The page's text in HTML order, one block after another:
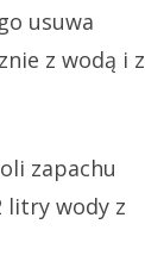
usuwa
z wodą i z
zapachu
litry wody z